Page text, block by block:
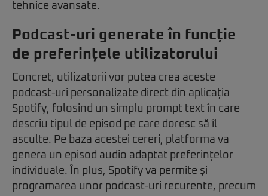
tehnice avansate.
Podcast-uri generate în funcție
de preferințele utilizatorului
Concret, utilizatorii vor putea crea aceste
podcast-uri personalizate direct din aplicația
Spotify, folosind un simplu prompt text în care
descriu tipul de episod pe care doresc să îl
asculte. Pe baza acestei cereri, platforma va
genera un episod audio adaptat preferințelor
individuale. În plus, Spotify va permite și
programarea unor podcast-uri recurente, precum